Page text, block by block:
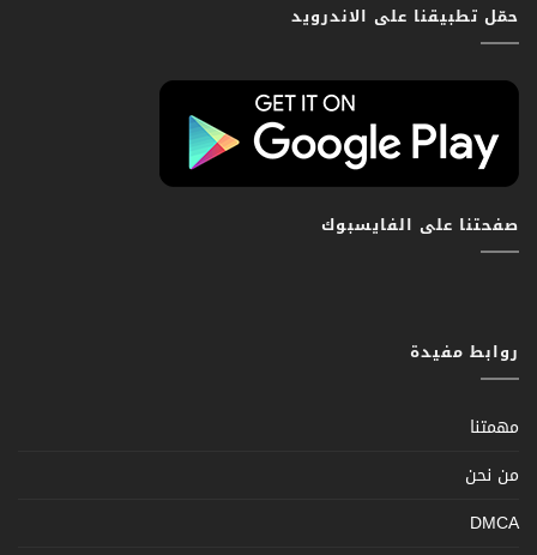
حمّل تطبيقنا على الاندرويد
صفحتنا على الفايسبوك
روابط مفيدة
مهمتنا
من نحن
DMCA